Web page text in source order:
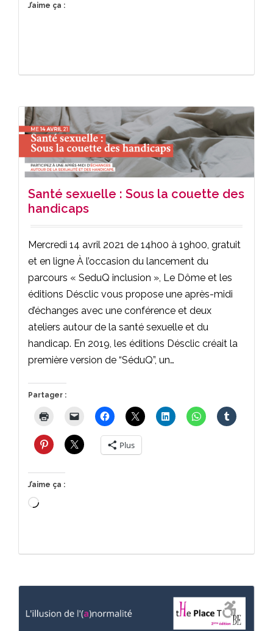
J’aime ça :
Santé sexuelle : Sous la couette des
handicaps
Mercredi 14 avril 2021 de 14h00 à 19h00, gratuit
et en ligne À l’occasion du lancement du
parcours « SeduQ inclusion », Le Dôme et les
éditions Désclic vous propose une après-midi
d’échanges avec une conférence et deux
ateliers autour de la santé sexuelle et du
handicap. En 2019, les éditions Désclic créait la
première version de “SéduQ”, un…
Partager :
Plus
J’aime ça :
Chargement…